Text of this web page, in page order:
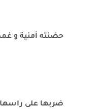
حضنته أمنية و
ضربها على راسها